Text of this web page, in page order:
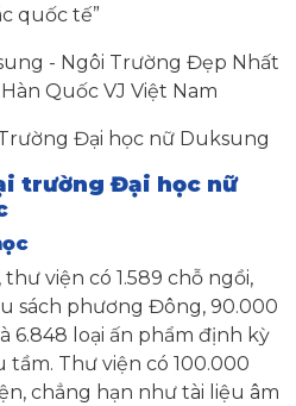
quốc tế”
Đại học nữ Duksung
trường Đại học nữ
viện có 1.589 chỗ ngồi,
sách phương Đông, 90.000
6.848 loại ấn phẩm định kỳ
tầm. Thư viện có 100.000
chẳng hạn như tài liệu âm